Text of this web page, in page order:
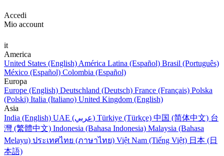
Accedi
Mio account
it
America
United States (English) América Latina (Español) Brasil (Português)
México (Español) Colombia (Español)
Europa
Europe (English) Deutschland (Deutsch) France (Français) Polska
(Polski) Italia (Italiano) United Kingdom (English)
Asia
India (English)
UAE (عربي) Türkiye (Türkçe) 中国 (简体中文) 台
灣 (繁體中文) Indonesia (Bahasa Indonesia) Malaysia (Bahasa
Melayu) ประเทศไทย (ภาษาไทย) Việt Nam (Tiếng Việt) 日本 (日
本語)